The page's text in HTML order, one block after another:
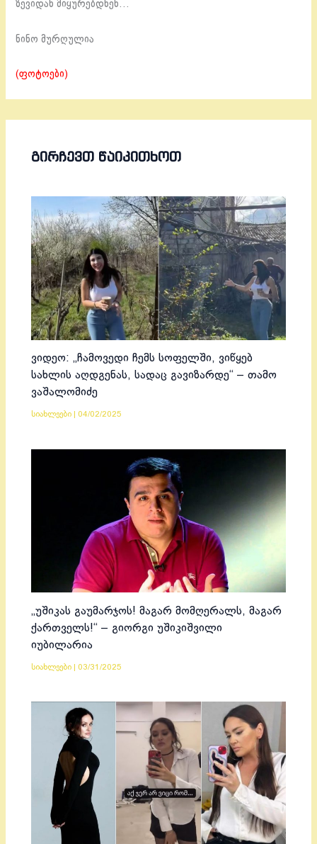
ზევიდან მიყურებდნენ…
ნინო მურღულია
(ფოტოები)
ᲒᲘᲠᲩᲔᲕᲗ ᲬᲐᲘᲙᲘᲗᲮᲝᲗ
ვიდეო: „ჩამოვედი ჩემს სოფელში, ვიწყებ
სახლის აღდგენას, სადაც გავიზარდე“ – თამო
ვაშალომიძე
სიახლეები 04/02/2025
„უშიკას გაუმარჯოს! მაგარ მომღერალს, მაგარ
ქართველს!“ – გიორგი უშიკიშვილი
იუბილარია
სიახლეები 03/31/2025